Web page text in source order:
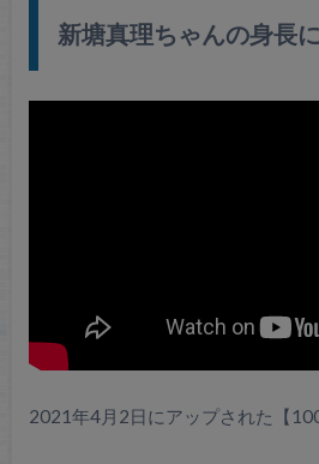
新塘真理ちゃんの身長
2021年4月2日にアップされた【